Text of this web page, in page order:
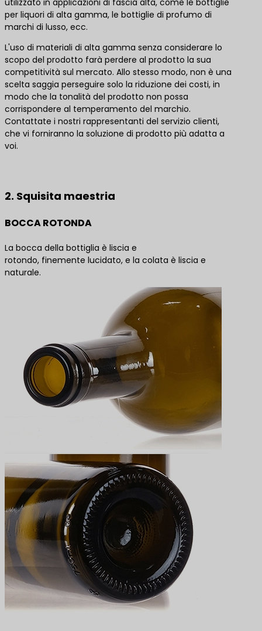
utilizzato in applicazioni di fascia alta, come le bottiglie
per liquori di alta gamma, le bottiglie di profumo di
marchi di lusso, ecc.
L'uso di materiali di alta gamma senza considerare lo
scopo del prodotto farà perdere al prodotto la sua
competitività sul mercato. Allo stesso modo, non è una
scelta saggia perseguire solo la riduzione dei costi, in
modo che la tonalità del prodotto non possa
corrispondere al temperamento del marchio.
Contattate i nostri rappresentanti del servizio clienti,
che vi forniranno la soluzione di prodotto più adatta a
voi.
2. Squisita maestria
BOCCA ROTONDA
La bocca della bottiglia è liscia e
rotondo, finemente lucidato, e la colata è liscia e
naturale.